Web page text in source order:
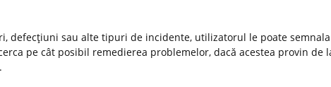
defecţiuni sau alte tipuri de incidente, utilizatorul le poate
pe cât posibil remedierea problemelor, dacă acestea provin de